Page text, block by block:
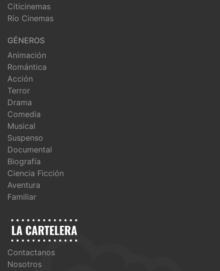
Citicinemas
Río Cinemas
GÉNEROS
Animación
Romántica
Acción
Terror
Drama
Comedia
Musical
Suspenso
Documental
Biografía
Ciencia Ficción
Aventura
Familiar
Contactanos
Nosotros